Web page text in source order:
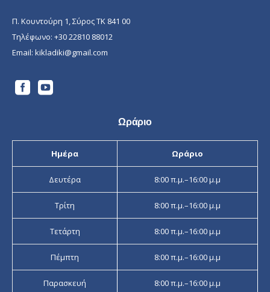
Π. Κουντούρη 1, Σύρος ΤΚ 841 00
Τηλέφωνο: +30 22810 88012
Email: kikladiki@gmail.com
Ωράριο
Ημέρα Ωράριο
Δευτέρα 8:00 π.μ.–16:00 μ.μ
Τρίτη 8:00 π.μ.–16:00 μ.μ
Τετάρτη 8:00 π.μ.–16:00 μ.μ
Πέμπτη 8:00 π.μ.–16:00 μ.μ
Παρασκευή 8:00 π.μ.–16:00 μ.μ